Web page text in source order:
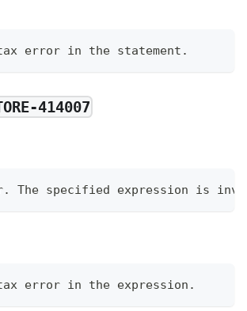
error in the statement.
414007
The specified expression is
error in the expression.